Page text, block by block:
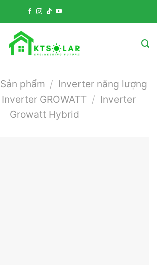
Sản phẩm / Inverter năng lượng
Inverter GROWATT / Inverter
Growatt Hybrid